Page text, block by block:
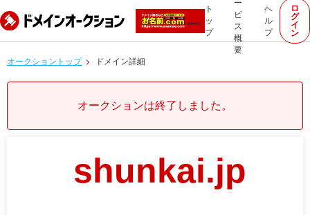
ト
ッ
プ
ー
ビ
ス
概
要
ヘ
ル
プ
ロ
グ
イ
ン
オークショントップ ドメイン詳細
オークションは終了しました。
shunkai.jp